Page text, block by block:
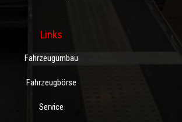
Links
Fahrzeugumbau
Fahrzeugbörse
Service